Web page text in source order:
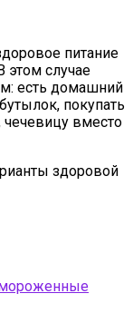
питание
этом случае
есть домашний
покупать
вместо